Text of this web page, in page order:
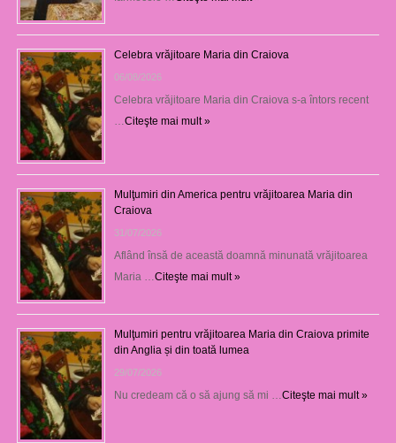
Celebra vrăjitoare Maria din Craiova
06/08/2026
Celebra vrăjitoare Maria din Craiova s-a întors recent
…Citeşte mai mult »
Mulţumiri din America pentru vrăjitoarea Maria din
Craiova
31/07/2026
Aflând însă de această doamnă minunată vrăjitoarea
Maria …Citeşte mai mult »
Mulţumiri pentru vrăjitoarea Maria din Craiova primite
din Anglia și din toată lumea
29/07/2026
Nu credeam că o să ajung să mi …Citeşte mai mult »